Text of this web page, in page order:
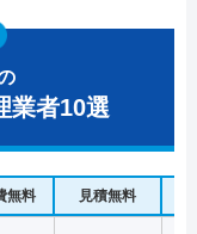
業者10選
無料 見積無料